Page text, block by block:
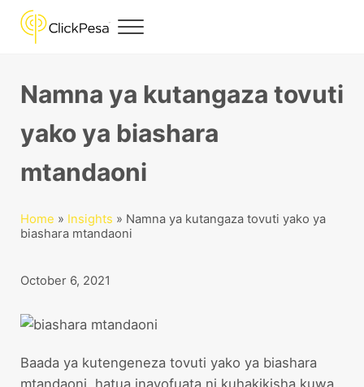
Skip to main content
Skip to header right navigation
Skip to site footer
Menu
Namna ya kutangaza tovuti
yako ya biashara
mtandaoni
Home » Insights » Namna ya kutangaza tovuti yako ya
biashara mtandaoni
October 6, 2021
Baada ya kutengeneza tovuti yako ya biashara